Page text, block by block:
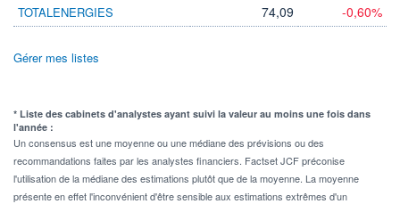
TOTALENERGIES 74,09 -0,60%
Gérer mes listes
* Liste des cabinets d'analystes ayant suivi la valeur au moins une fois dans
l'année :
Un consensus est une moyenne ou une médiane des prévisions ou des
recommandations faites par les analystes financiers. Factset JCF préconise
l'utilisation de la médiane des estimations plutôt que de la moyenne. La moyenne
présente en effet l'inconvénient d'être sensible aux estimations extrêmes d'un